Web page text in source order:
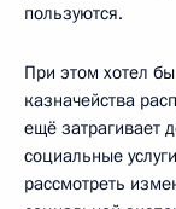
пользуются.
При этом хотел
казначейства
ещё затрагивает
социальные
рассмотреть